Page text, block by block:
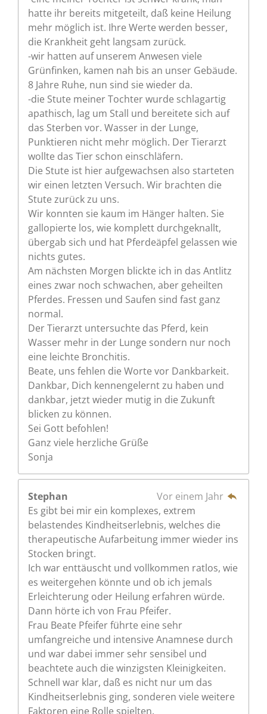
hatte ihr bereits mitgeteilt, daß keine Heilung
mehr möglich ist. Ihre Werte werden besser,
die Krankheit geht langsam zurück.
-wir hatten auf unserem Anwesen viele
Grünfinken, kamen nah bis an unser Gebäude.
8 Jahre Ruhe, nun sind sie wieder da.
-die Stute meiner Tochter wurde schlagartig
apathisch, lag um Stall und bereitete sich auf
das Sterben vor. Wasser in der Lunge,
Punktieren nicht mehr möglich. Der Tierarzt
wollte das Tier schon einschläfern.
Die Stute ist hier aufgewachsen also starteten
wir einen letzten Versuch. Wir brachten die
Stute zurück zu uns.
Wir konnten sie kaum im Hänger halten. Sie
gallopierte los, wie komplett durchgeknallt,
übergab sich und hat Pferdeäpfel gelassen wie
nichts gutes.
Am nächsten Morgen blickte ich in das Antlitz
eines zwar noch schwachen, aber geheilten
Pferdes. Fressen und Saufen sind fast ganz
normal.
Der Tierarzt untersuchte das Pferd, kein
Wasser mehr in der Lunge sondern nur noch
eine leichte Bronchitis.
Beate, uns fehlen die Worte vor Dankbarkeit.
Dankbar, Dich kennengelernt zu haben und
dankbar, jetzt wieder mutig in die Zukunft
blicken zu können.
Sei Gott befohlen!
Ganz viele herzliche Grüße
Sonja
Stephan
Vor einem Jahr
Es gibt bei mir ein komplexes, extrem
belastendes Kindheitserlebnis, welches die
therapeutische Aufarbeitung immer wieder ins
Stocken bringt.
Ich war enttäuscht und vollkommen ratlos, wie
es weitergehen könnte und ob ich jemals
Erleichterung oder Heilung erfahren würde.
Dann hörte ich von Frau Pfeifer.
Frau Beate Pfeifer führte eine sehr
umfangreiche und intensive Anamnese durch
und war dabei immer sehr sensibel und
beachtete auch die winzigsten Kleinigkeiten.
Schnell war klar, daß es nicht nur um das
Kindheitserlebnis ging, sonderen viele weitere
Faktoren eine Rolle spielten.